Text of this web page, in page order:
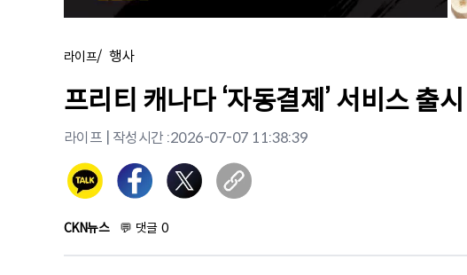
라이프/ 행사
프리티 캐나다 ‘자동결제’ 서비스
라이프 | 작성시간 :2026-07-07 11:38:39
CKN뉴스 💬 댓글 0